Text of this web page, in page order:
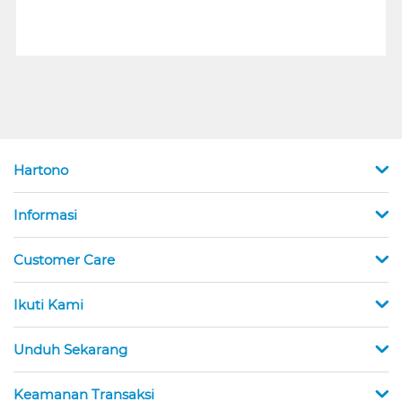
Hartono
Informasi
Customer Care
Ikuti Kami
Unduh Sekarang
Keamanan Transaksi